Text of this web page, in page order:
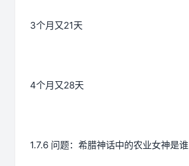
3个月又21天
4个月又28天
1.7.6 问题：希腊神话中的农业女神是谁